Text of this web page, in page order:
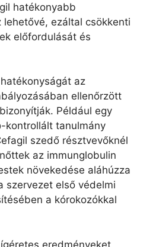
hatékonyabb
lehetővé, ezáltal csökkenti
előfordulását és
az
ellenőrzött
Például egy
kontrollált tanulmány
szedő résztvevőknél
az immunglobulin
növekedése aláhúzza
szervezet első védelmi
a kórokozókkal
eredményeket